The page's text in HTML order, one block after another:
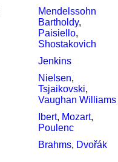
Mendelssohn
Bartholdy,
Paisiello,
Shostakovich
Jenkins
Nielsen,
Tsjaikovski,
Vaughan Williams
Ibert, Mozart,
Poulenc
Brahms, Dvořák